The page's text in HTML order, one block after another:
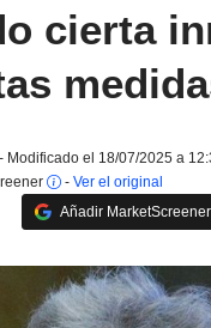
cierta
Modificado el 18/07/2025 a
- Ver el original
Añadir